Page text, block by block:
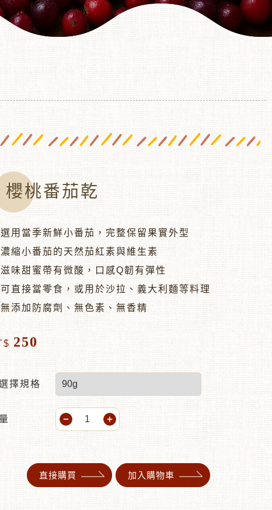
櫻桃番茄乾
用當季新鮮小番茄，完整保留果實外型
縮小番茄的天然茄紅素與維生素
味甜蜜帶有微酸，口感Q韌有彈性
直接當零食，或用於沙拉、義大利麵等料理
添加防腐劑、無色素、無香精
250
擇規格
直接購買 加入購物車